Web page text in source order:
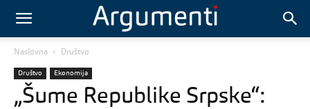
Naslovna Društvo
Društvo Ekonomija
„Šume Republike Srpske“: